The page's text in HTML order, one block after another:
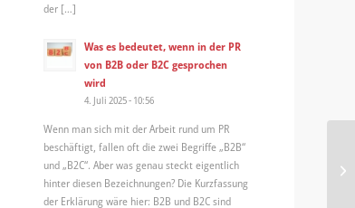
der […]
Was es bedeutet, wenn in der PR
von B2B oder B2C gesprochen
wird
4. Juli 2025 - 10:56
Wenn man sich mit der Arbeit rund um PR
beschäftigt, fallen oft die zwei Begriffe „B2B“
und „B2C“. Aber was genau steckt eigentlich
hinter diesen Bezeichnungen? Die Kurzfassung
der Erklärung wäre hier: B2B und B2C sind